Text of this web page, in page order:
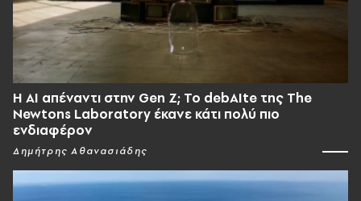
Η AI απέναντι στην Gen Z; Το debAIte της The
Newtons Laboratory έκανε κάτι πολύ πιο
ενδιαφέρον
Δημήτρης Αθανασιάδης